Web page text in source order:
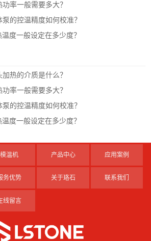
率一般需要多大？
的控温精度如何校准？
度一般设定在多少度？
热的介质是什么？
率一般需要多大？
的控温精度如何校准？
度一般设定在多少度？
模温机 产品中心 应用案例
务优势 关于珞石 联系我们
线留言